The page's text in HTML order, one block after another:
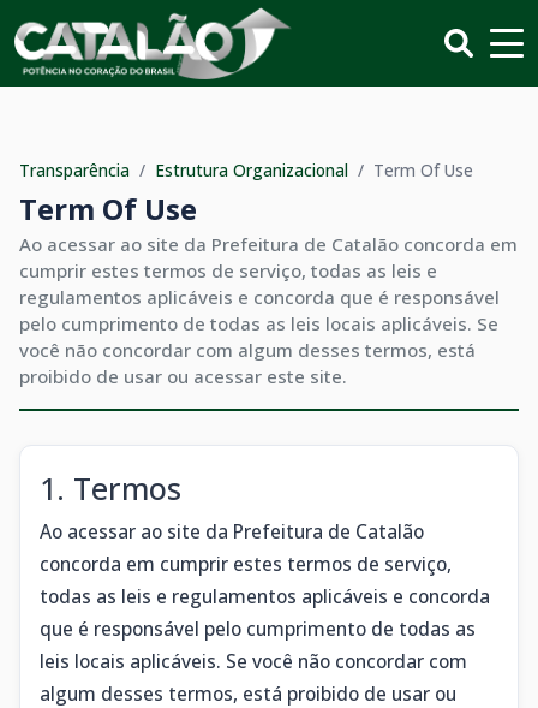
Transparência / Estrutura Organizacional / Term Of Use
Term Of Use
Ao acessar ao site da Prefeitura de Catalão concorda em
cumprir estes termos de serviço, todas as leis e
regulamentos aplicáveis ​​e concorda que é responsável
pelo cumprimento de todas as leis locais aplicáveis. Se
você não concordar com algum desses termos, está
proibido de usar ou acessar este site.
1. Termos
Ao acessar ao site da Prefeitura de Catalão
concorda em cumprir estes termos de serviço,
todas as leis e regulamentos aplicáveis ​​e concorda
que é responsável pelo cumprimento de todas as
leis locais aplicáveis. Se você não concordar com
algum desses termos, está proibido de usar ou